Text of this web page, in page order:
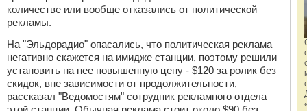
количестве или вообще отказались от политической
рекламы.
На "Эльдорадио" опасались, что политическая реклама
негативно скажется на имидже станции, поэтому решили
установить на нее повышенную цену - $120 за ролик без
скидок, вне зависимости от продолжительности,
рассказал "Ведомостям" сотрудник рекламного отдела